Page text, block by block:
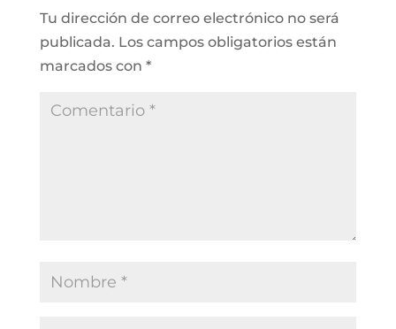
Tu dirección de correo electrónico no será
publicada. Los campos obligatorios están
marcados con *